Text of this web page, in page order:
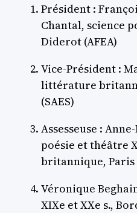
Président :
Chantal, science
Diderot (AFEA)
Vice-Président :
littérature
(SAES)
Assesseuse :
poésie et théâtre
britannique, Paris
Véronique
XIXe et XXe s.,